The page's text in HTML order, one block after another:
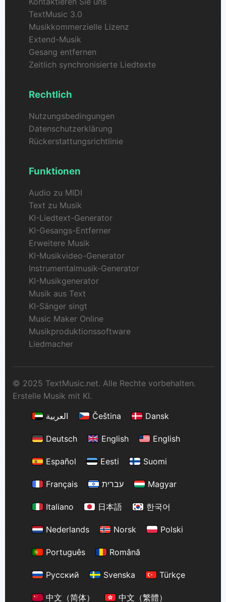
TextMusic 3.0
Musikkommerzielle Lizenz
Extend-Musik
Gesang entfernen
Zeitlich synchronisierte Liedtexte
Rechtlich
Nutzungsbedingungen
Datenschutzerklärung
Rückerstattungsrichtlinie
Funktionen
Audio zu MIDI
Text zu Musik
KI-Liedtext-Generator
KI-Gesangs-Entferner
Erweitere Musik
KI-Musikvideo-Generator
Instrumentalmusik-Generator
KI-Musikgenerator
Musik aus Text
KI-Sänger singt
Music Maker Online
Musikproduktionssoftware
Liedmacher
© 2025 TextMusic.net. Alle Rechte vorbehalten.
Erstelle Musik mit KI.
العربية
Čeština Dansk
Deutsch English English
Español Eesti Suomi
Français עברית Magyar
Italiano 日本語 한국어
Nederlands Norsk Polski
Português Română
Русский Svenska Türkçe
中文（简体） 中文（繁體）